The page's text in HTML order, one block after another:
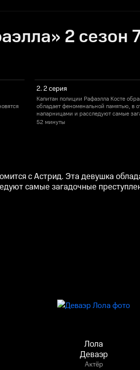
2 сезон
2. 2 серия
Капитан полиции Рафаэлла Косте
обладает феноменальной памятью, в
напарницами и расследуют самые
52 минуты
с Астрид. Эта девушка
самые загадочные
Лола
Деваэр
Актёр